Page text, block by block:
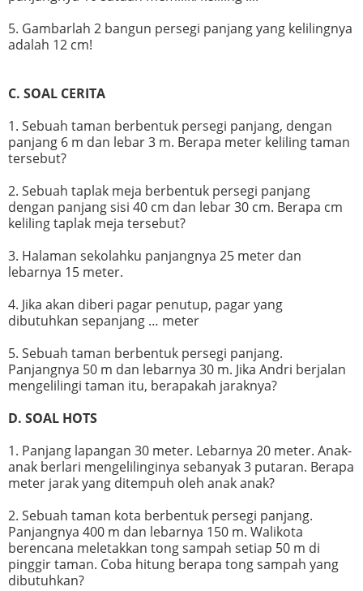
5. Gambarlah 2 bangun persegi panjang yang kelilingnya
adalah 12 cm!
C. SOAL CERITA
1. Sebuah taman berbentuk persegi panjang, dengan
panjang 6 m dan lebar 3 m. Berapa meter keliling taman
tersebut?
2. Sebuah taplak meja berbentuk persegi panjang
dengan panjang sisi 40 cm dan lebar 30 cm. Berapa cm
keliling taplak meja tersebut?
3. Halaman sekolahku panjangnya 25 meter dan
lebarnya 15 meter.
4. Jika akan diberi pagar penutup, pagar yang
dibutuhkan sepanjang … meter
5. Sebuah taman berbentuk persegi panjang.
Panjangnya 50 m dan lebarnya 30 m. Jika Andri berjalan
mengelilingi taman itu, berapakah jaraknya?
D. SOAL HOTS
1. Panjang lapangan 30 meter. Lebarnya 20 meter. Anak-
anak berlari mengelilinginya sebanyak 3 putaran. Berapa
meter jarak yang ditempuh oleh anak anak?
2. Sebuah taman kota berbentuk persegi panjang.
Panjangnya 400 m dan lebarnya 150 m. Walikota
berencana meletakkan tong sampah setiap 50 m di
pinggir taman. Coba hitung berapa tong sampah yang
dibutuhkan?